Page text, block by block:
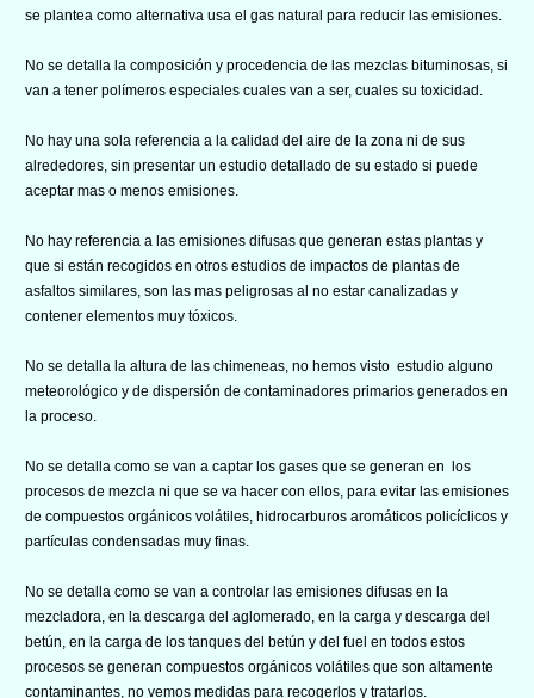
se plantea como alternativa usa el gas natural para reducir las emisiones.
No se detalla la composición y procedencia de las mezclas bituminosas, si
van a tener polímeros especiales cuales van a ser, cuales su toxicidad.
No hay una sola referencia a la calidad del aire de la zona ni de sus
alrededores, sin presentar un estudio detallado de su estado si puede
aceptar mas o menos emisiones.
No hay referencia a las emisiones difusas que generan estas plantas y
que si están recogidos en otros estudios de impactos de plantas de
asfaltos similares, son las mas peligrosas al no estar canalizadas y
contener elementos muy tóxicos.
No se detalla la altura de las chimeneas, no hemos visto estudio alguno
meteorológico y de dispersión de contaminadores primarios generados en
la proceso.
No se detalla como se van a captar los gases que se generan en los
procesos de mezcla ni que se va hacer con ellos, para evitar las emisiones
de compuestos orgánicos volátiles, hidrocarburos aromáticos policíclicos y
partículas condensadas muy finas.
No se detalla como se van a controlar las emisiones difusas en la
mezcladora, en la descarga del aglomerado, en la carga y descarga del
betún, en la carga de los tanques del betún y del fuel en todos estos
procesos se generan compuestos orgánicos volátiles que son altamente
contaminantes, no vemos medidas para recogerlos y tratarlos.